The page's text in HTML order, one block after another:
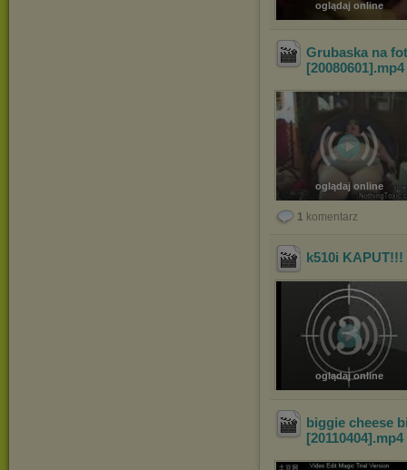
oglądaj online
Grubaska na
[20080601] .mp4
oglądaj online
1 komentarz
k510i
oglądaj online
biggie cheese
[20110404] .mp4